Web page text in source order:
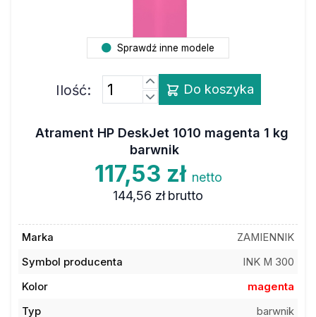
Sprawdź inne modele
Ilość: Do koszyka
Atrament HP DeskJet 1010 magenta 1 kg
barwnik
117,53 zł netto
144,56 zł brutto
Marka
ZAMIENNIK
Symbol producenta
INK M 300
Kolor
magenta
Typ
barwnik